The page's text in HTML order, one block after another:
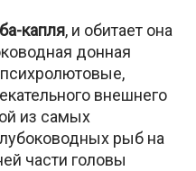
капля, и обитает она
донная
внешнего
из самых
рыб на
части головы